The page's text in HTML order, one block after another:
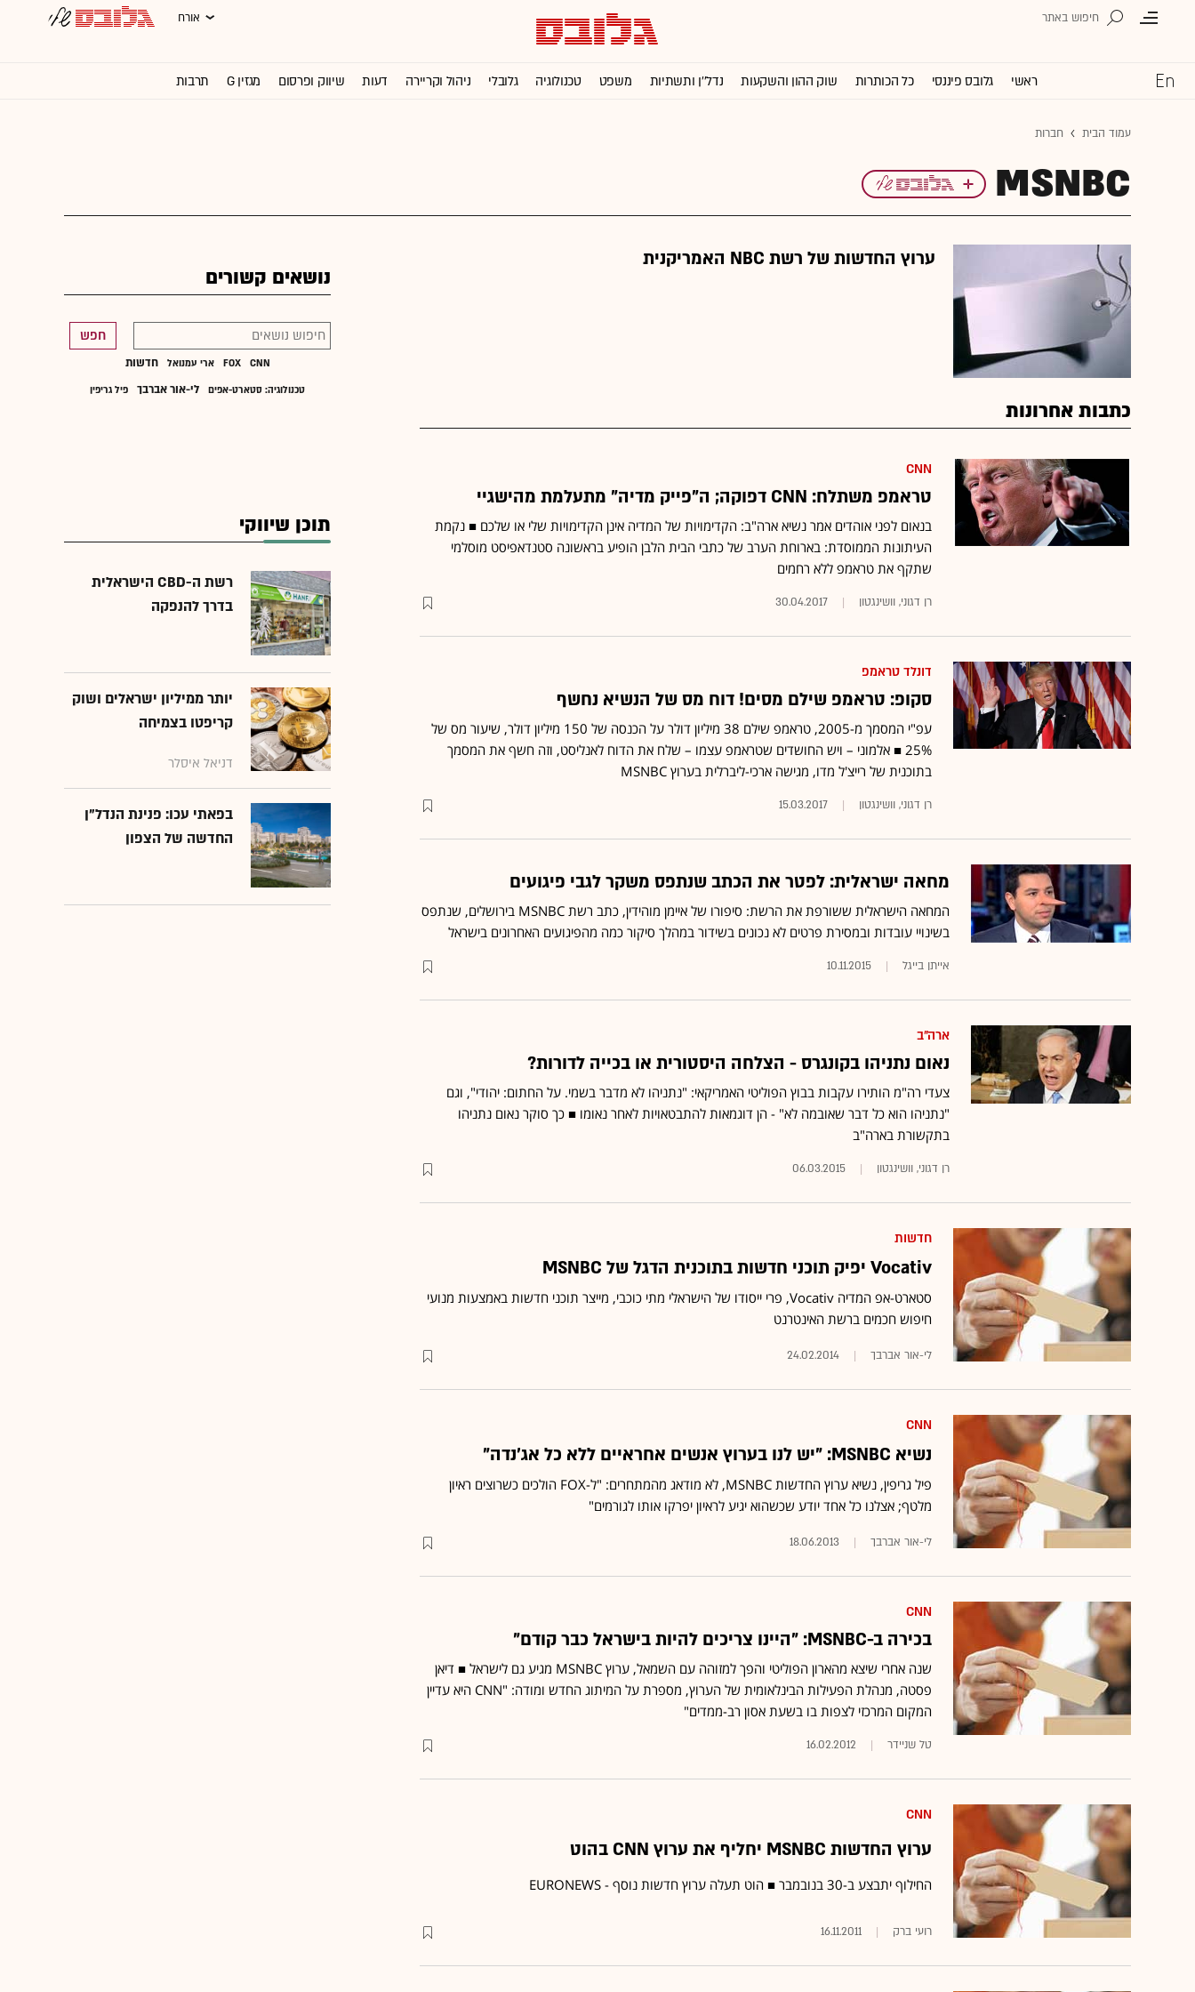
אורח
ראשי גלובס פיננסי כל הכותרות שוק ההון והשקעות נדל''ן ותשתיות משפט טכנולוגיה גלובלי ניהול וקריירה דעות שיווק ופרסום מגזין G תרבות
עמוד הבית חברות
MSNBC
ערוץ החדשות של רשת ‏NBC‏ האמריקנית
כתבות אחרונות
CNN
טראמפ משתלח: CNN דפוקה; ה"פייק מדיה" מתעלמת מהישגיי
בנאום לפני אוהדים אמר נשיא ארה"ב: הקדימויות של המדיה אינן הקדימויות שלי או שלכם ■ נקמת
העיתונות הממוסדת: בארוחת הערב של כתבי הבית הלבן הופיע בראשונה סטנדאפיסט מוסלמי
שתקף את טראמפ ללא רחמים
רן דגוני, וושינגטון 30.04.2017
דונלד טראמפ
סקופ: טראמפ שילם מסים! דוח מס של הנשיא נחשף
עפ"י המסמך מ-2005, טראמפ שילם 38 מיליון דולר על הכנסה של 150 מיליון דולר, שיעור מס של
25% ■ אלמוני – ויש החושדים שטראמפ עצמו – שלח את הדוח לאנליסט, וזה חשף את המסמך
בתוכנית של רייצ'ל מדו, מגישה ארכי-ליברלית בערוץ MSNBC
רן דגוני, וושינגטון 15.03.2017
מחאה ישראלית: לפטר את הכתב שנתפס משקר לגבי פיגועים
המחאה הישראלית ששורפת את הרשת: סיפורו של איימן מוהידין, כתב רשת MSNBC בירושלים, שנתפס
בשינויי עובדות ובמסירת פרטים לא נכונים בשידור במהלך סיקור כמה מהפיגועים האחרונים בישראל
אייתן בייגל 10.11.2015
ארה"ב
נאום נתניהו בקונגרס - הצלחה היסטורית או בכייה לדורות?
צעדי רה"מ הותירו עקבות בבוץ הפוליטי האמריקאי: "נתניהו לא מדבר בשמי. על החתום: יהודי", וגם
"נתניהו הוא כל דבר שאובמה לא" - הן דוגמאות להתבטאויות לאחר נאומו ■ כך סוקר נאום נתניהו
בתקשורת בארה"ב
רן דגוני, וושינגטון 06.03.2015
חדשות
Vocativ יפיק תוכני חדשות בתוכנית הדגל של MSNBC
סטארט-אפ המדיה Vocativ, פרי ייסודו של הישראלי מתי כוכבי, מייצר תוכני חדשות באמצעות מנועי
חיפוש חכמים ברשת האינטרנט
לי-אור אברבך 24.02.2014
CNN
נשיא MSNBC: "יש לנו בערוץ אנשים אחראיים ללא כל אג'נדה"
פיל גריפין, נשיא ערוץ החדשות MSNBC
, לא מודאג מהמתחרים: "ל-FOX הולכים כשרוצים ראיון
מלטף; אצלנו כל אחד יודע שכשהוא יגיע לראיון יפרקו אותו לגורמים"
לי-אור אברבך 18.06.2013
CNN
בכירה ב-MSNBC: "היינו צריכים להיות בישראל כבר קודם"
שנה אחרי שיצא מהארון הפוליטי והפך למזוהה עם השמאל, ערוץ MSNBC מגיע גם לישראל ■ דיאן
פסטה, מנהלת הפעילות הבינלאומית של הערוץ, מספרת על המיתוג החדש ומודה: "CNN היא עדיין
המקום המרכזי לצפות בו בשעת אסון רב-ממדים"
טל שניידר 16.02.2012
CNN
ערוץ החדשות MSNBC יחליף את ערוץ CNN בהוט
16.11.2011
נושאים קשורים
חפש
CNN
FOX ארי עמנואל חדשות
טכנולוגיה: סטארט-אפים לי-אור אברבך פיל גריפין
תוכן שיווקי
רשת ה-CBD הישראלית
בדרך להנפקה
יותר ממיליון ישראלים ושוק
קריפטו בצמיחה
דניאל איסלר
בפאתי עכו: פנינת הנדל"ן
החדשה של הצפון